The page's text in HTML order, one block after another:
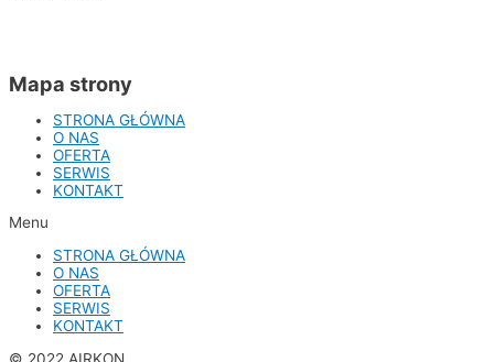
Mapa strony
STRONA GŁÓWNA
O NAS
OFERTA
SERWIS
KONTAKT
Menu
STRONA GŁÓWNA
O NAS
OFERTA
SERWIS
KONTAKT
© 2022 AIRKON